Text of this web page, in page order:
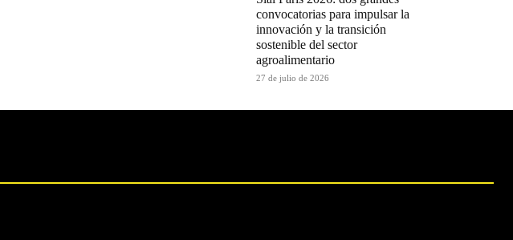
convocatorias para impulsar la
innovación y la transición
sostenible del sector
agroalimentario
27 de julio de 2026